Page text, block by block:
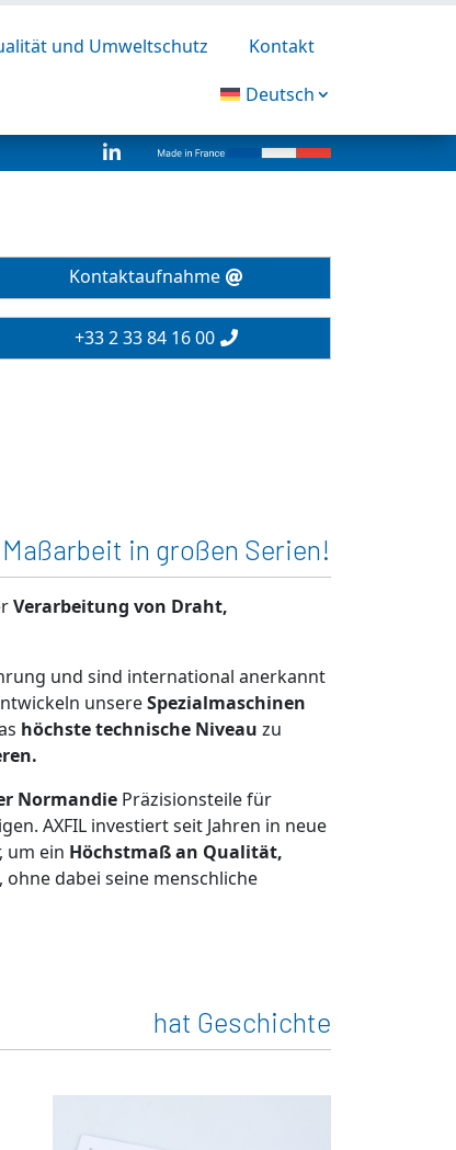
und Umweltschutz
Kontakt
Deutsch

Kontaktaufnahme
+33 2 33 84 16 00
Maßarbeit in großen Serien!
Verarbeitung von Draht,
und sind international anerkannt
unsereSpezialmaschinen
höchste technische Niveau zu
NormandiePräzisionsteile für
AXFIL investiert seit Jahren in neue
um ein Höchstmaß an Qualität,
ohne dabei seine menschliche
hat Geschichte